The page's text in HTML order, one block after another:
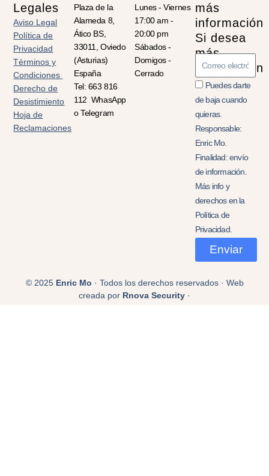
Legales
Aviso Legal
Política de
Privacidad
Términos y
Condiciones
Derecho de
Desistimiento
Hoja de
Reclamaciones
Plaza de la
Alameda 8,
Ático BS,
33011, Oviedo
(Asturias)
España
Tel: 663 816
112 WhasApp
o Telegram
Lunes - Viernes
17:00 am -
20:00 pm
Sábados -
Domigos -
Cerrado
más
información
Si desea
más
información
email
Puedes darte
de baja cuando
quieras.
Responsable:
Enric Mo.
Finalidad: envío
de información.
Más info y
derechos en la
Política de
Privacidad.
Enviar
© 2025 Enric Mo · Todos los derechos reservados · Web
creada por Rnova Security ·